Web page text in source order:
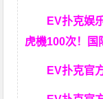
EV扑克娱
虎機100次！国
EV扑克官